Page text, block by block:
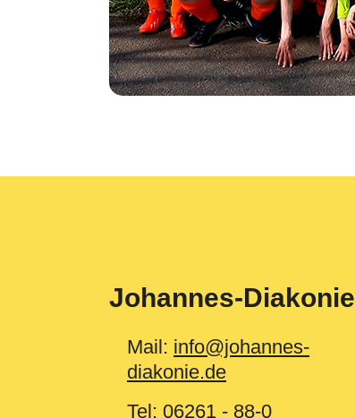
Johannes-Diakonie
Mail: info@johannes-
diakonie.de
Tel: 06261 - 88-0